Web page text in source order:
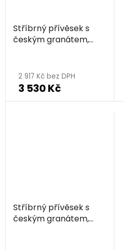
Stříbrný přívěsek s
českým granátem,
2 917 Kč bez DPH
3 530 Kč
Stříbrný přívěsek s
českým granátem,